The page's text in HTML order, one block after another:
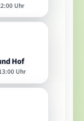
Uhr
Hof
Uhr